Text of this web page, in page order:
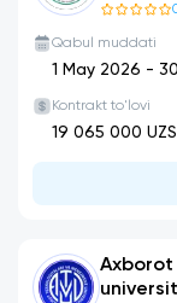
Qabul muddati
1 May 2026 -
Kontrakt to'lovi
19 065 000